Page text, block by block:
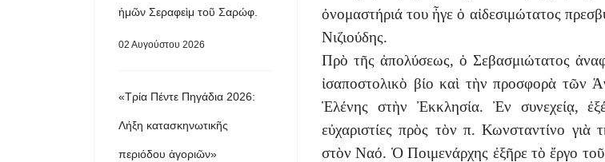
ἡμῶν Σεραφεὶμ τοῦ Σαρώφ.
02 Αυγούστου 2026
«Τρία Πέντε Πηγάδια 2026:
Λήξη κατασκηνωτικῆς
περιόδου ἀγοριῶν»
ὀνομαστήριά του ἦγε ὁ αἰδεσιμώτατος
Νιζιούδης.
Πρὸ τῆς ἀπολύσεως, ὁ Σεβασμιώτατος
ἰσαποστολικὸ βίο καὶ τὴν προσφορὰ τῶν
Ἑλένης στὴν Ἐκκλησία. Ἐν συνεχείᾳ,
εὐχαριστίες πρὸς τὸν π. Κωνσταντίνο γιὰ
στὸν Ναό. Ὁ Ποιμενάρχης ἐξῆρε τὸ ἔργο